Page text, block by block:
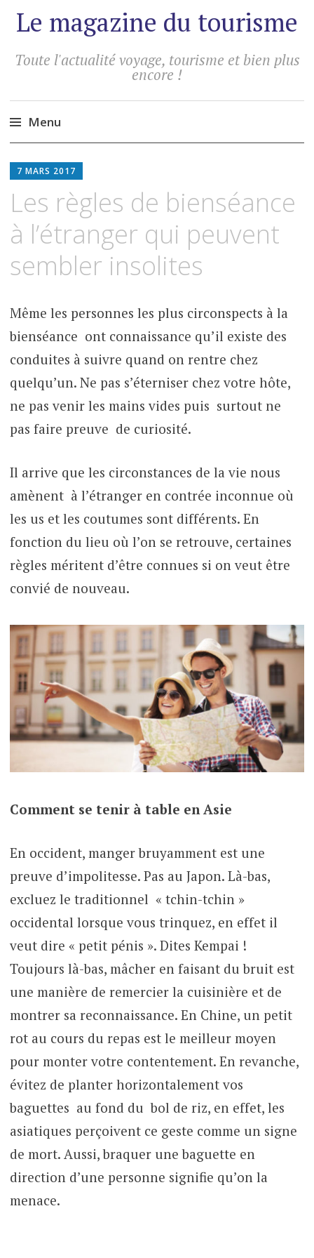
Le magazine du tourisme
Toute l'actualité voyage, tourisme et bien plus
encore !
Menu
au
principal
7 MARS 2017
Les règles de bienséance
à l’étranger qui peuvent
sembler insolites
Même les personnes les plus circonspects à la
bienséance ont connaissance qu’il existe des
conduites à suivre quand on rentre chez
quelqu’un. Ne pas s’éterniser chez votre hôte,
ne pas venir les mains vides puis surtout ne
pas faire preuve de curiosité.
Il arrive que les circonstances de la vie nous
amènent à l’étranger en contrée inconnue où
les us et les coutumes sont différents. En
fonction du lieu où l’on se retrouve, certaines
règles méritent d’être connues si on veut être
convié de nouveau.
Comment se tenir à table en Asie
En occident, manger bruyamment est une
preuve d’impolitesse. Pas au Japon. Là-bas,
excluez le traditionnel « tchin-tchin »
occidental lorsque vous trinquez, en effet il
veut dire « petit pénis ». Dites Kempai !
Toujours là-bas, mâcher en faisant du bruit est
une manière de remercier la cuisinière et de
montrer sa reconnaissance. En Chine, un petit
rot au cours du repas est le meilleur moyen
pour monter votre contentement. En revanche,
évitez de planter horizontalement vos
baguettes au fond du bol de riz, en effet, les
asiatiques perçoivent ce geste comme un signe
de mort. Aussi, braquer une baguette en
direction d’une personne signifie qu’on la
menace.